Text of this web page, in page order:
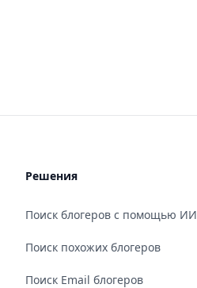
Решения
Поиск блогеров с помощью ИИ
Поиск похожих блогеров
Поиск Email блогеров